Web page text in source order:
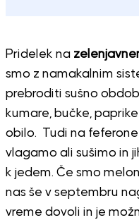
Pridelek na
smo z namakalnim
prebroditi sušno
kumare, bučke,
obilo. Tudi na
vlagamo ali sušimo in
k jedem. Če smo
nas še v septembru
vreme dovoli in je